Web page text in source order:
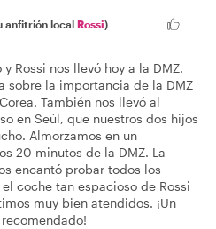
anfitrión local Rossi)
Rossi nos llevó hoy a la DMZ.
sobre la importancia de la DMZ
También nos llevó al
en Seúl, que nuestros dos hijos
Almorzamos en un
20 minutos de la DMZ. La
encantó probar todos los
coche tan espacioso de Rossi
muy bien atendidos. ¡Un